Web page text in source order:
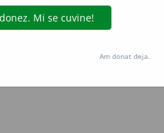
(https://dexonline.ro)
metode de extragere automată
de date oferite oficial spre utilizare
Hosterion
Am donat deja.